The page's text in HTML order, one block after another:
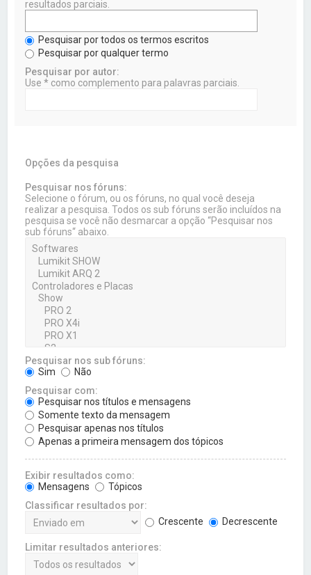
resultados parciais.
Pesquisar por todos os termos escritos
Pesquisar por qualquer termo
Pesquisar por autor:
Use * como complemento para palavras parciais.
Opções da pesquisa
Pesquisar nos fóruns:
Selecione o fórum, ou os fóruns, no qual você deseja
realizar a pesquisa. Todos os sub fóruns serão incluídos na
pesquisa se você não desmarcar a opção “Pesquisar nos
sub fóruns“ abaixo.
Pesquisar nos sub fóruns:
Sim
Não
Pesquisar com:
Pesquisar nos títulos e mensagens
Somente texto da mensagem
Pesquisar apenas nos títulos
Apenas a primeira mensagem dos tópicos
Exibir resultados como:
Mensagens
Tópicos
Classificar resultados por:
Crescente
Decrescente
Limitar resultados anteriores: